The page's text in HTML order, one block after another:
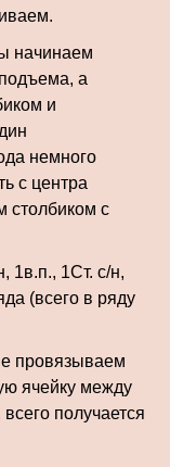
начинаем
а
и
немного
с центра
столбиком с
1в.п., 1Ст. с/н,
(всего в ряду
провязываем
ячейку между
получается